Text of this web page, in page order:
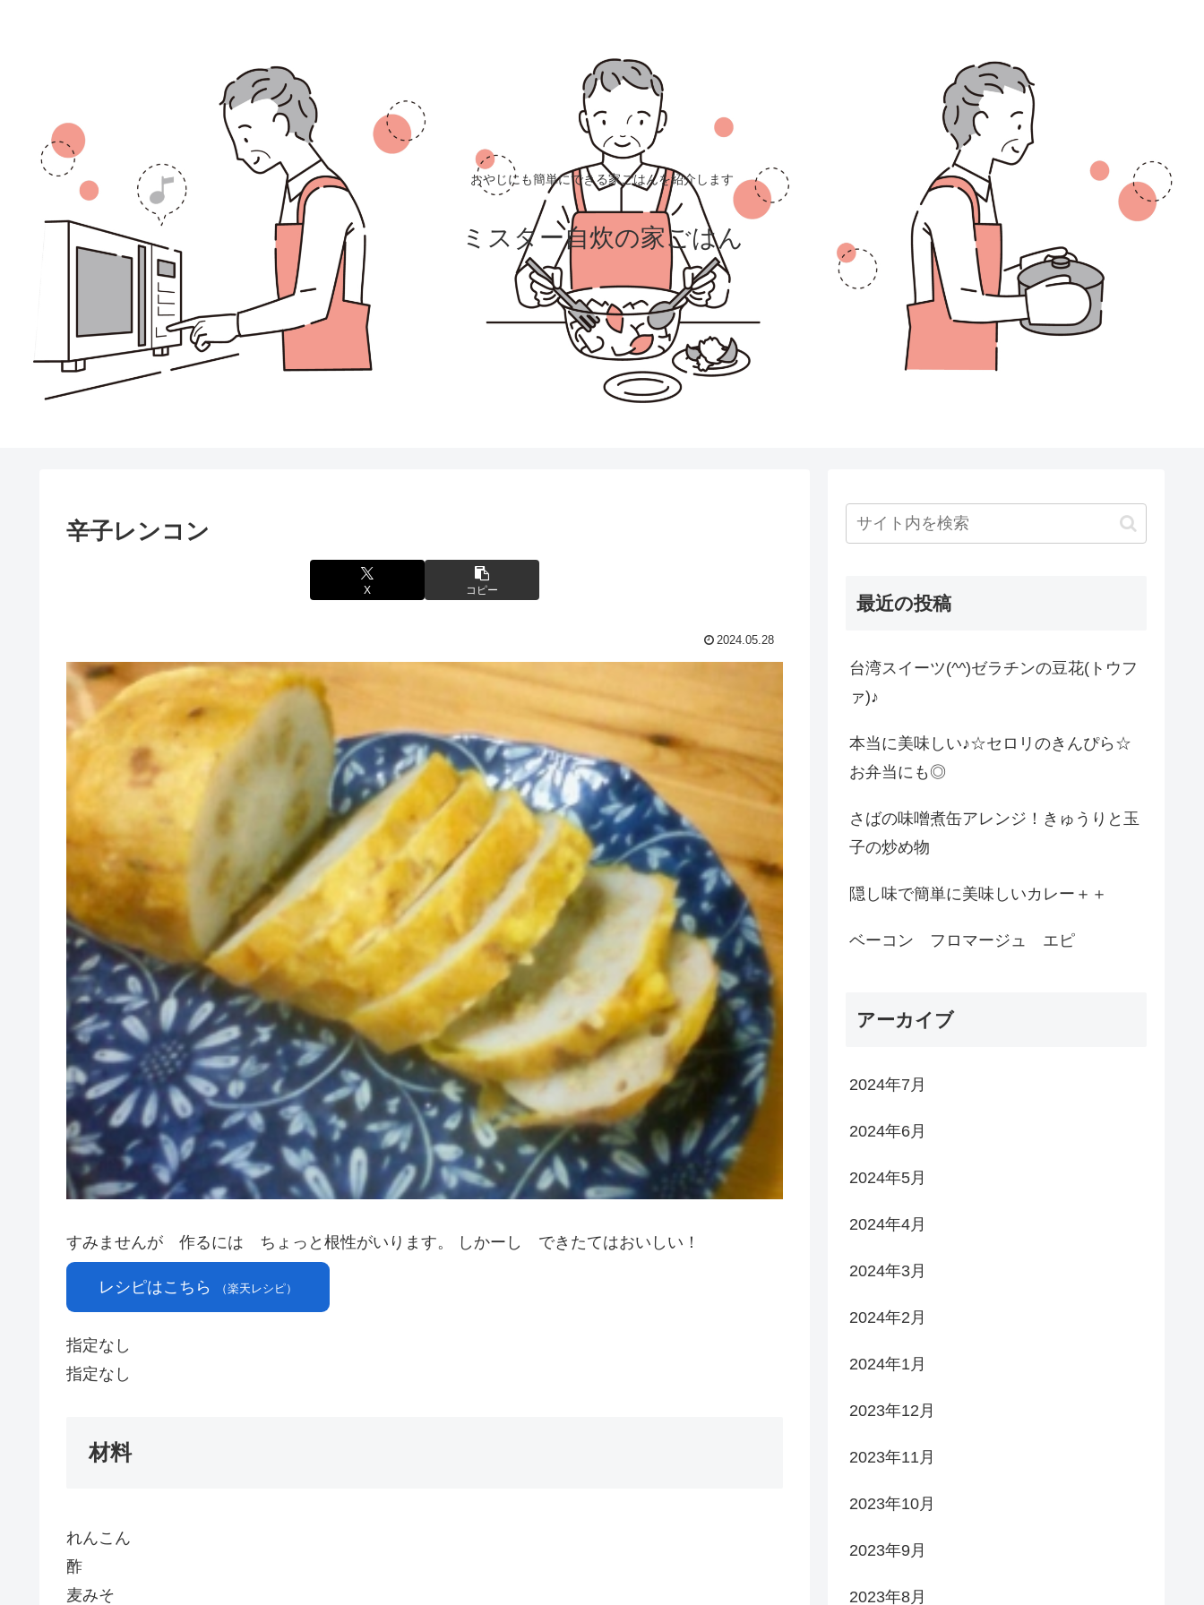
おやじにも簡単にできる家ごはんを紹介します
ミスター自炊の家ごはん
辛子レンコン
X コピー
2024.05.28
すみませんが 作るには ちょっと根性がいります。 しかーし できたてはおいしい！
レシピはこちら （楽天レシピ）
指定なし
指定なし
材料
れんこん
酢
麦みそ
最近の投稿
台湾スイーツ(^^)ゼラチンの豆花(トウフ
ァ)♪
本当に美味しい♪☆セロリのきんぴら☆
お弁当にも◎
さばの味噌煮缶アレンジ！きゅうりと玉
子の炒め物
隠し味で簡単に美味しいカレー＋＋
ベーコン フロマージュ エピ
アーカイブ
2024年7月
2024年6月
2024年5月
2024年4月
2024年3月
2024年2月
2024年1月
2023年12月
2023年11月
2023年10月
2023年9月
2023年8月